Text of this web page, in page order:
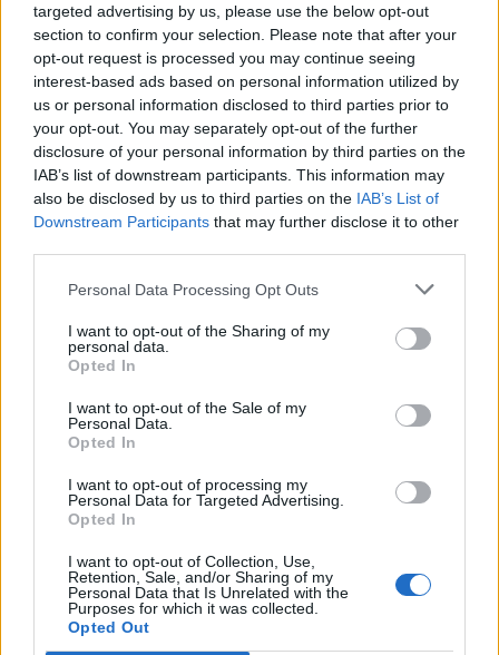
targeted advertising by us, please use the below opt-out
section to confirm your selection. Please note that after your
opt-out request is processed you may continue seeing
interest-based ads based on personal information utilized by
us or personal information disclosed to third parties prior to
your opt-out. You may separately opt-out of the further
disclosure of your personal information by third parties on the
IAB’s list of downstream participants. This information may
also be disclosed by us to third parties on the IAB’s List of
Downstream Participants that may further disclose it to other
Personal Data Processing Opt Outs
I want to opt-out of the Sharing of my
personal data.
Opted In
I want to opt-out of the Sale of my
Personal Data.
Opted In
I want to opt-out of processing my
Personal Data for Targeted Advertising.
Opted In
I want to opt-out of Collection, Use,
Retention, Sale, and/or Sharing of my
Personal Data that Is Unrelated with the
Purposes for which it was collected.
Opted Out
ty sam by jsi sam sobe mel hlavne priznat ze jsi zaujatej
Přihlásit se a odpovědět
Smazaný|Předmět: RE: RE: RE: RE: RE:
RE: Proč ma TADY…
11.05.21 02:02:21
#26433
Reakce na příspěvek#26432
ja nepsal demokracie...ale ze se chovas jako
demokracii nema co delat
beammeup |
RE: Proč ma TADY Diego…
Reakce na příspěvek#26430
Bohuzel tohle neni nejaka demokracie. Paklize chces z
toho neco takoveho udelat, tak si muzes strcit to